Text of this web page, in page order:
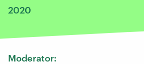
2020
Moderator: